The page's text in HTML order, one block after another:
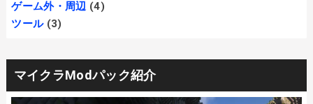
ゲーム外・周辺 (4)
ツール (3)
マイクラModパック紹介